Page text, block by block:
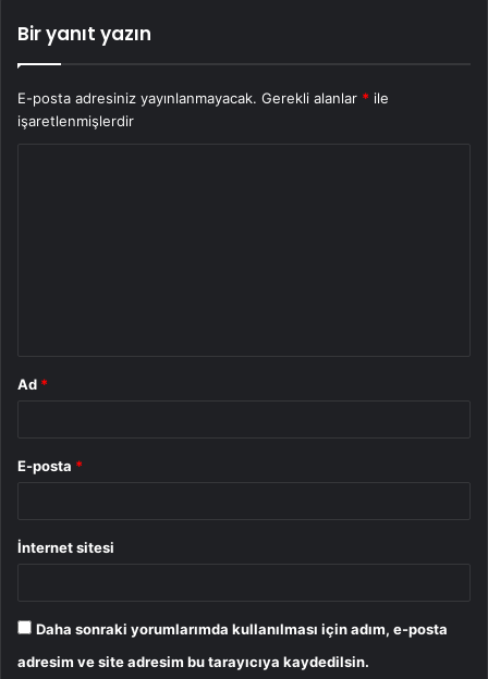
Bir yanıt yazın
E-posta adresiniz yayınlanmayacak. Gerekli alanlar * ile
işaretlenmişlerdir
Ad *
E-posta *
İnternet sitesi
Daha sonraki yorumlarımda kullanılması için adım, e-posta
adresim ve site adresim bu tarayıcıya kaydedilsin.